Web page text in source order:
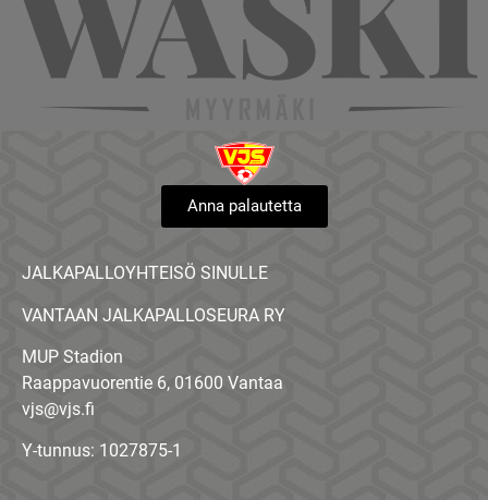
Anna palautetta
JALKAPALLOYHTEISÖ SINULLE
VANTAAN JALKAPALLOSEURA RY
MUP Stadion
Raappavuorentie 6, 01600 Vantaa
vjs@vjs.fi
Y-tunnus: 1027875-1